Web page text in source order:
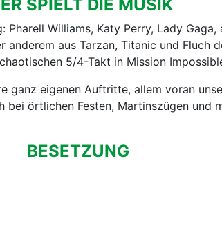
SPIELT DIE MUSIK
Williams, Katy Perry, Lady
aus Tarzan, Titanic und Fluch
5/4-Takt in Mission
ganz eigenen Auftritte, allem voran
örtlichen Festen, Martinszügen und
BESETZUNG